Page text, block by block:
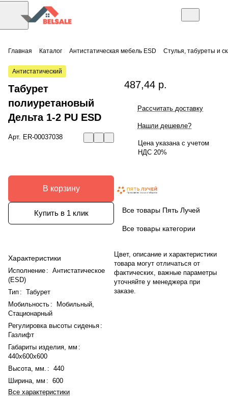
Главная Каталог Антистатическая мебель ESD Стулья, табуреты и
Антистатический
Табурет
полиуретановый
Дельта 1-2 PU ESD
Арт. ER-00037038
В корзину
Купить в 1 клик
Характеристики
Исполнение : Антистатическое
(ESD)
Тип : Табурет
Мобильность : Мобильный
Стационарный
Регулировка высоты сиденья :
Газлифт
Габариты изделия, мм :
440x600x600
Высота, мм. : 440
Ширина, мм : 600
Все характеристики
487,44 р.
Рассчитать доставку
Нашли дешевле?
Цена указана с учетом
НДС 20%
Все товары Пять Лучей
Все товары категории
Цвет, описание и характеристики
товара могут отличаться от
фактических, важные параметры
уточняйте у менеджера при
заказе.